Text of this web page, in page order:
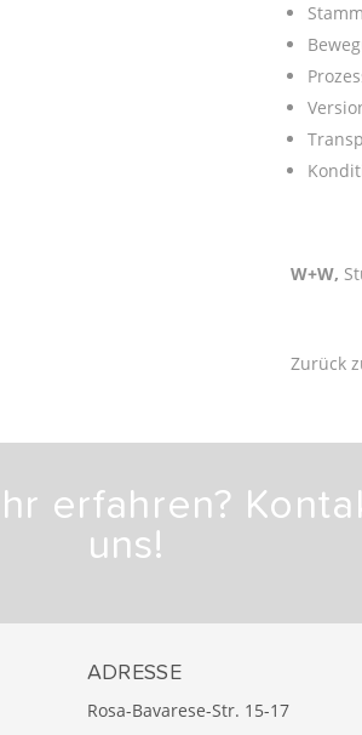
W+W,
Zurück
erfahren?
uns!
ADRESSE
Rosa-Bavarese-Str. 15-17